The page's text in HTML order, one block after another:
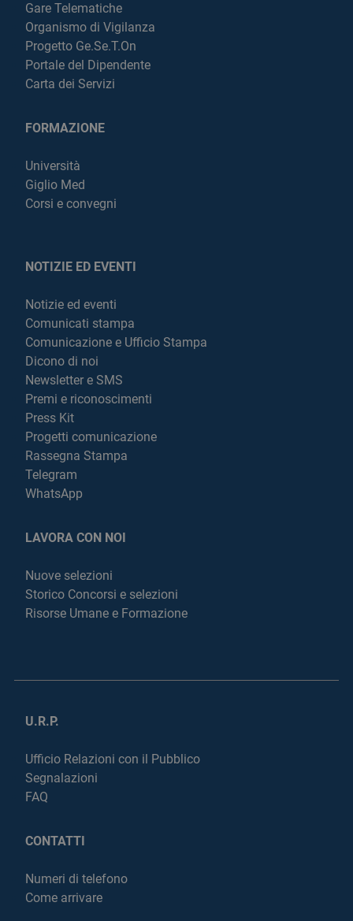
Gare Telematiche
Organismo di Vigilanza
Progetto Ge.Se.T.On
Portale del Dipendente
Carta dei Servizi
FORMAZIONE
Università
Giglio Med
Corsi e convegni
NOTIZIE ED EVENTI
Notizie ed eventi
Comunicati stampa
Comunicazione e Ufficio Stampa
Dicono di noi
Newsletter e SMS
Premi e riconoscimenti
Press Kit
Progetti comunicazione
Rassegna Stampa
Telegram
WhatsApp
LAVORA CON NOI
Nuove selezioni
Storico Concorsi e selezioni
Risorse Umane e Formazione
U.R.P.
Ufficio Relazioni con il Pubblico
Segnalazioni
FAQ
CONTATTI
Numeri di telefono
Come arrivare